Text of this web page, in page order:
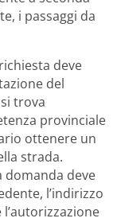
i passaggi da
deve
del
trova
provinciale
ottenere un
strada.
domanda deve
l’indirizzo
l’autorizzazione